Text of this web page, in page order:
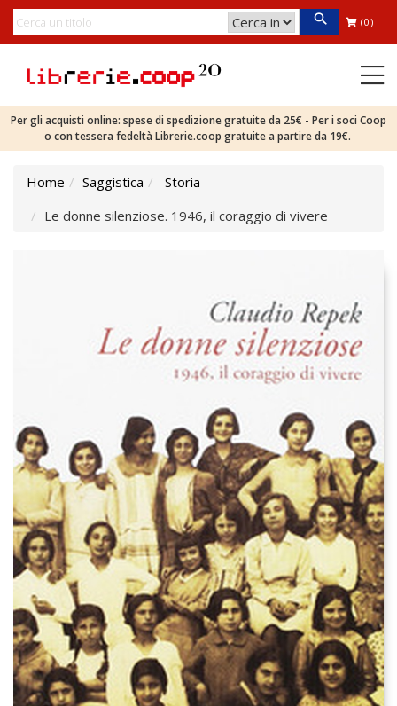
(0)
Per gli acquisti online: spese di spedizione gratuite da 25€ - Per i soci Coop
o con tessera fedeltà Librerie.coop gratuite a partire da 19€.
Home Saggistica
Storia
Le donne silenziose. 1946, il coraggio di vivere